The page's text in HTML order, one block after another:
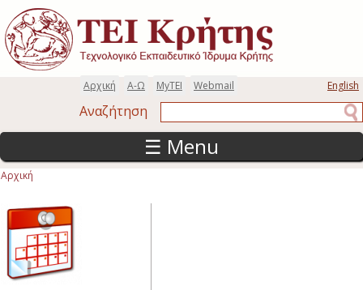
Παράκαμψη προς το κυρίως περιεχόμενο
English
Webmail
MyTEI
Α-Ω
Αρχική
Αναζήτηση
☰ Menu
Αρχική